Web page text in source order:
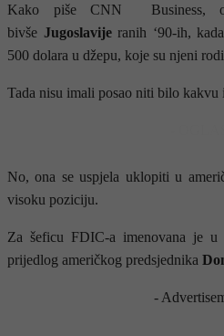
Kako piše CNN
bivše Jugoslavijeranih ‘90-ih,
500 dolara u džepu, koje su njeni
Tada nisu imali posao niti bilo kakvu
No, ona se uspjela uklopiti u
visoku poziciju.
Za šeficu FDIC-a imenovana je u
prijedlog američkog predsjednika
-